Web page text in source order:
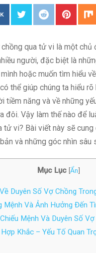
qua tử vi là một chủ
người, đặc biệt là
hoặc muốn tìm hiểu
thể giúp chúng ta hiểu rõ
tiềm năng và về những
đôi. Vậy làm thế nào để
tử vi? Bài viết này sẽ
và những góc nhìn sâu
Mục Lục [Ẩn]
Duyên Số Vợ Chồng
Mệnh Và Ảnh Hưởng Đến
Mệnh Và Duyên Số
Khắc – Yếu Tố Quan